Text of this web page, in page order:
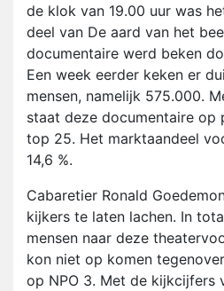
de klok van 19.00 uur was
deel van De aard van het
documentaire werd beken
Een week eerder keken er
mensen, namelijk 575.000.
staat deze documentaire op
top 25. Het marktaandeel
14,6 %.
Cabaretier Ronald
kijkers te laten lachen. In
mensen naar deze
kon niet op komen
op NPO 3. Met de kijkcijfers